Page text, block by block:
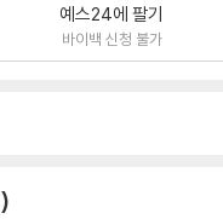
예스24에 팔기
바이백 신청 불가